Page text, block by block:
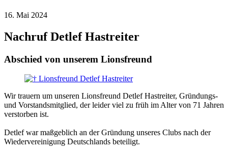
16. Mai 2024
Nachruf Detlef Hastreiter
Abschied von unserem Lionsfreund
Wir trauern um unseren Lionsfreund Detlef Hastreiter, Gründungs-
und Vorstandsmitglied, der leider viel zu früh im Alter von 71 Jahren
verstorben ist.
Detlef war maßgeblich an der Gründung unseres Clubs nach der
Wiedervereinigung Deutschlands beteiligt.